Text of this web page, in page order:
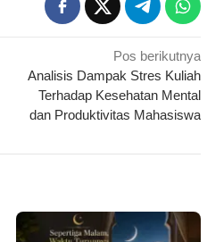
Pos berikutnya
Analisis Dampak Stres Kuliah
Terhadap Kesehatan Mental
dan Produktivitas Mahasiswa